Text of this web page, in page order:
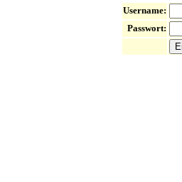
Username:
Passwort: